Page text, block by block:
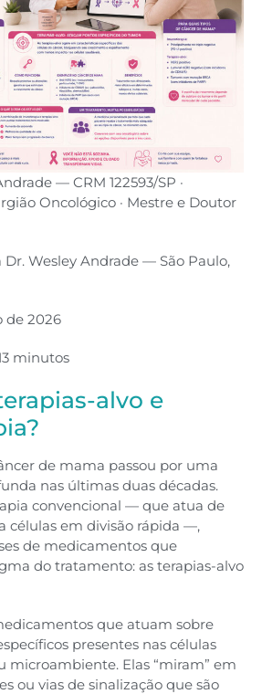
— CRM 122593/SP ·
Oncológico · Mestre e Doutor
Dr. Wesley Andrade — São Paulo,
de 2026
minutos
alvo e
de mama passou por uma
nas últimas duas décadas.
convencional — que atua de
células em divisão rápida —,
de medicamentos que
do tratamento: as terapias-alvo
que atuam sobre
presentes nas células
microambiente. Elas “miram” em
ou vias de sinalização que são